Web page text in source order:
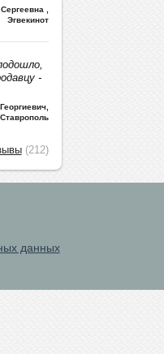
Эгвекинот
-
,
Ставрополь
(212)
данных